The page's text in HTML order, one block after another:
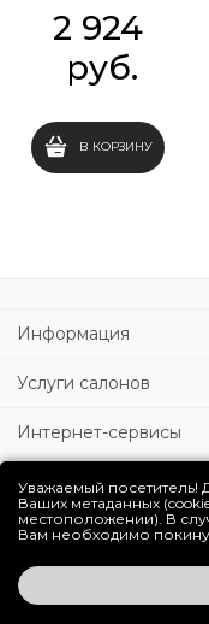
2 924
руб.
В КОРЗИНУ
Информация
Услуги салонов
Интернет-сервисы
Личный кабинет
Блог
Уважаемый
Ваших метаданных
местоположении). В
Вам необходимо